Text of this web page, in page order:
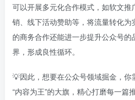
可以开展多元化合作模式，如软文推
销、线下活动赞助等，将流量转化为
的商务合作还能进一步提升公众号的
界，形成良性循环。
💡因此，想要在公众号领域掘金，你
“内容为王”的大旗，精心打磨每一篇